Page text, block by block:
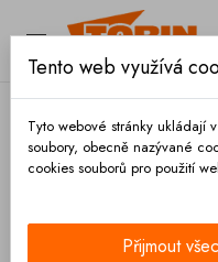

Tento web využívá
Tyto webové stránky ukládají
soubory, obecně nazývané
cookies souborů pro použití
Přijmout